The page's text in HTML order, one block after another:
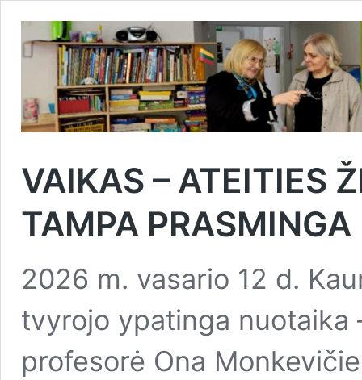
VAIKAS – ATEITIES
TAMPA PRASMINGA
2026 m. vasario 12 d.
tvyrojo ypatinga nuotaika
profesorė Ona